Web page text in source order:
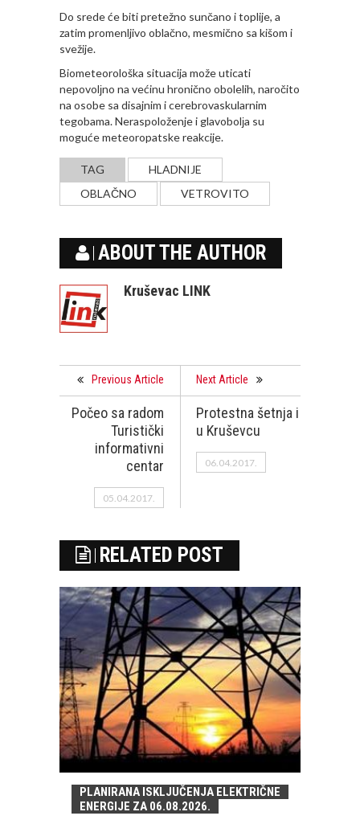
Do srede će biti pretežno sunčano i toplije, a
zatim promenljivo oblačno, mesmično sa kišom i
svežije.
Biometeorološka situacija može uticati
nepovolјno na većinu hronično obolelih, naročito
na osobe sa disajnim i cerebrovaskularnim
tegobama. Neraspoloženje i glavobolјa su
moguće meteoropatske reakcije.
TAG
HLADNIJE
OBLAČNO
VETROVITO
ABOUT THE AUTHOR
Kruševac LINK
Previous Article
Počeo sa radom
Turistički
informativni
centar
05.04.2017.
Next Article
Protestna šetnja i
u Kruševcu
06.04.2017.
RELATED POST
PLANIRANA ISKLJUČENJA ELEKTRIČNE
ENERGIJE ZA 06.08.2026.